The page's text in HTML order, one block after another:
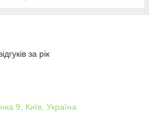
за рік
9, Київ, Україна